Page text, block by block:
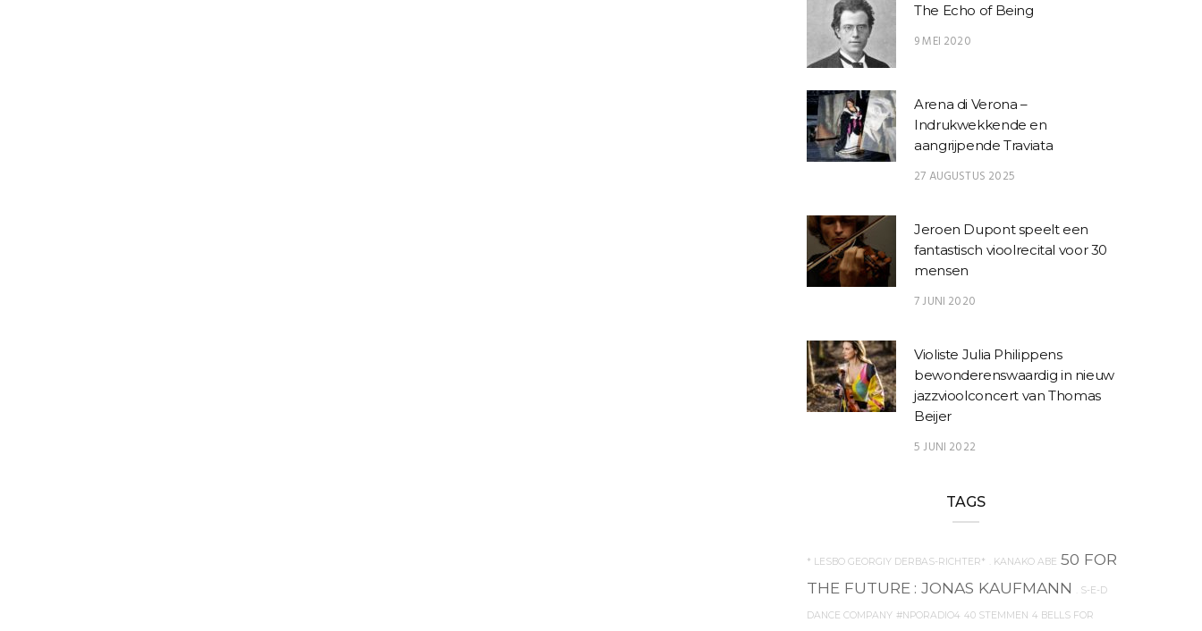
The Echo of Being
9 MEI 2020
Arena di Verona –
Indrukwekkende en
aangrijpende Traviata
27 AUGUSTUS 2025
Jeroen Dupont speelt een
fantastisch vioolrecital voor 30
mensen
7 JUNI 2020
Violiste Julia Philippens
bewonderenswaardig in nieuw
jazzvioolconcert van Thomas
Beijer
5 JUNI 2022
TAGS
* LESBO GEORGIY DERBAS-RICHTER* . KANAKO ABE 50 FOR
THE FUTURE : JONAS KAUFMANN . S-E-D
DANCE COMPANY #NPORADIO4 40 STEMMEN 4 BELLS FOR